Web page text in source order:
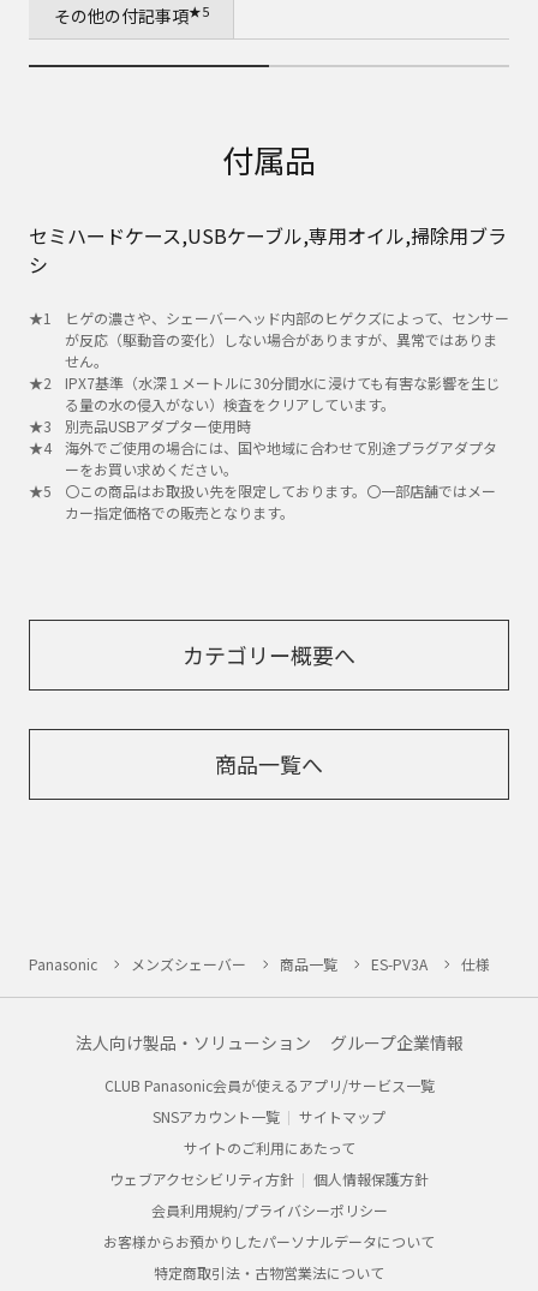
その他の付記事項★5
付属品
セミハードケース,USBケーブル,専用オイル,掃除用ブラ
シ
ヒゲの濃さや、シェーバーヘッド内部のヒゲクズによって、センサー
が反応（駆動音の変化）しない場合がありますが、異常ではありま
せん。
IPX7基準（水深１メートルに30分間水に浸けても有害な影響を生じ
る量の水の侵入がない）検査をクリアしています。
別売品USBアダプター使用時
海外でご使用の場合には、国や地域に合わせて別途プラグアダプタ
ーをお買い求めください。
〇この商品はお取扱い先を限定しております。〇一部店舗ではメー
カー指定価格での販売となります。
カテゴリー概要へ
商品一覧へ
Panasonic メンズシェーバー 商品一覧 ES-PV3A 仕様
法人向け製品・ソリューション グループ企業情報
CLUB Panasonic会員が使えるアプリ/サービス一覧
SNSアカウント一覧
サイトマップ
サイトのご利用にあたって
ウェブアクセシビリティ方針
個人情報保護方針
会員利用規約/プライバシーポリシー
お客様からお預かりしたパーソナルデータについて
特定商取引法・古物営業法について